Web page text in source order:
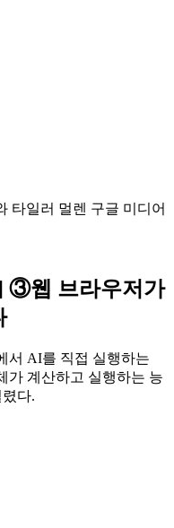
타일러 멀렌 구글 미디어
③웹 브라우저가
서 AI를 직접 실행하는
가 계산하고 실행하는 능
다.